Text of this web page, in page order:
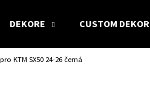
DEKORE CUSTOM DEKOR
KTM SX50 24-26 černá